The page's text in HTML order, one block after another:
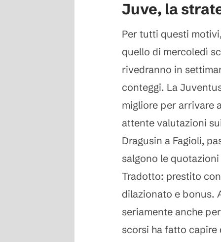
Juve, la
Per tutti questi
quello di mercoledì
rivedranno in
conteggi. La
migliore per arrivare
attente valutazioni
Dragusin a Fagioli,
salgono le
Tradotto: prestito
dilazionato e bonus.
seriamente anche
scorsi ha fatto capire